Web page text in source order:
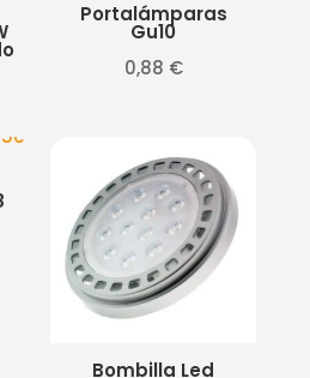
Portalámparas
Gu10
0,88 €
Bombilla Led